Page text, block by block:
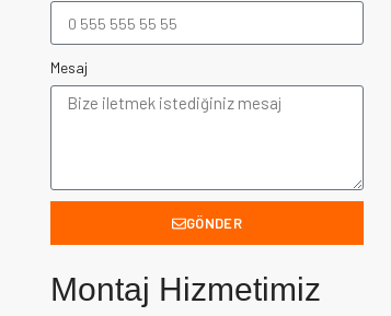
Mesaj
GÖNDER
Montaj Hizmetimiz